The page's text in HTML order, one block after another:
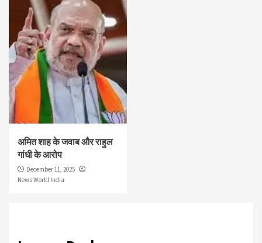
अमित शाह के जवाब और राहुल
गांधी के आरोप
December 11, 2025
News World India